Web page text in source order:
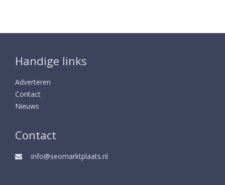
Handige links
Adverteren
Contact
Nieuws
Contact
info@seomarktplaats.nl